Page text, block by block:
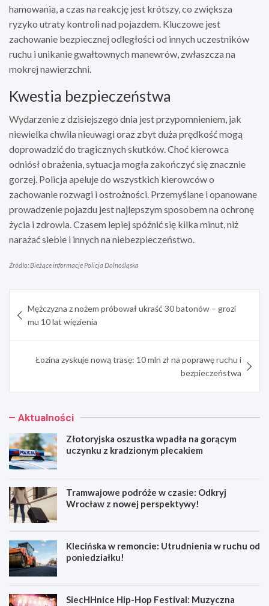
hamowania, a czas na reakcję jest krótszy, co zwiększa
ryzyko utraty kontroli nad pojazdem. Kluczowe jest
zachowanie bezpiecznej odległości od innych uczestników
ruchu i unikanie gwałtownych manewrów, zwłaszcza na
mokrej nawierzchni.
Kwestia bezpieczeństwa
Wydarzenie z dzisiejszego dnia jest przypomnieniem, jak
niewielka chwila nieuwagi oraz zbyt duża prędkość mogą
doprowadzić do tragicznych skutków. Choć kierowca
odniósł obrażenia, sytuacja mogła zakończyć się znacznie
gorzej. Policja apeluje do wszystkich kierowców o
zachowanie rozwagi i ostrożności. Przemyślane i opanowane
prowadzenie pojazdu jest najlepszym sposobem na ochronę
życia i zdrowia. Czasem lepiej spóźnić się kilka minut, niż
narażać siebie i innych na niebezpieczeństwo.
Źródło: Bieżące informacje Policja Dolnośląska
wpisu
Mężczyzna z nożem próbował ukraść 30 batonów – grozi
mu 10 lat więzienia
Łozina zyskuje nową trasę: 10 mln zł na poprawę ruchu i
bezpieczeństwa
Aktualności
Złotoryjska oszustka wpadła na gorącym
uczynku z kradzionym plecakiem
Tramwajowe podróże w czasie: Odkryj
Wrocław z nowej perspektywy!
Klecińska w remoncie: Utrudnienia w ruchu od
poniedziałku!
SiecHHnice Hip-Hop Festival: Muzyczna